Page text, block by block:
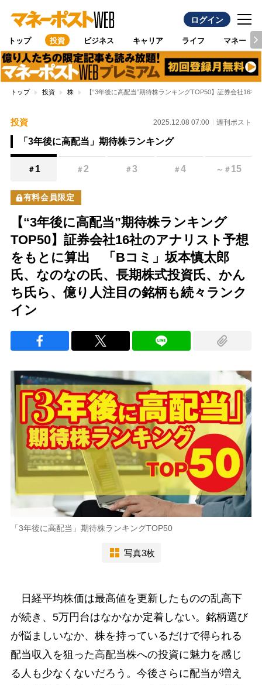
ログイン
トップ 投資 ビジネス キャリア ライフ マネー
トップ 投資 株 【“3年後に高配当”期待株ランキングTOP50】証券会社16
投資 2025.12.08 07:00 週刊ポスト
「3年後に高配当」期待株ランキング
＃ 1 ＃2 ＃3 ＃4 ～ ＃ 15
有料会員限定
【“3年後に高配当”期待株ランキング
TOP50】証券会社16社のアナリスト予想
をもとに算出 「Bコミ」坂本慎太郎
氏、なのなの氏、長期株式投資氏、かん
ち氏ら、億り人注目の銘柄も続々ランク
イン
「3年後に高配当」期待株ランキングTOP50
写真3枚
日経平均株価は最高値を更新したものの乱高下
が続き、5万円台はなかなか定着しない。銘柄選び
が悩ましいなか、株を持っているだけで得られる
配当収入を狙った高配当株への投資に魅力を感じ
る人も少なくないだろう。今後さらに配当が増え